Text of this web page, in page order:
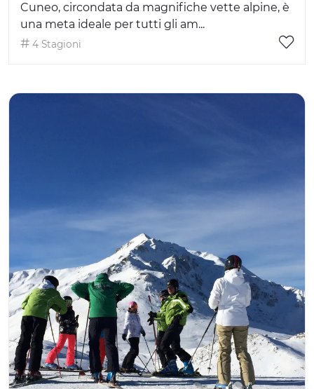
Cuneo, circondata da magnifiche vette alpine, è
una meta ideale per tutti gli am...
4 Stagioni